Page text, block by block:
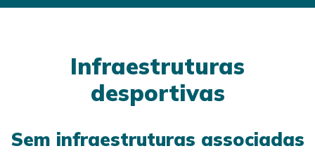
Infraestruturas
desportivas
Sem infraestruturas associadas